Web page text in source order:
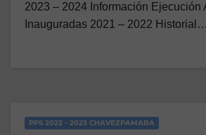
2023 – 2024 Información Ejecución
Inauguradas 2021 – 2022 Historial…
PPS 2022 - 2023 CHAVEZPAMABA